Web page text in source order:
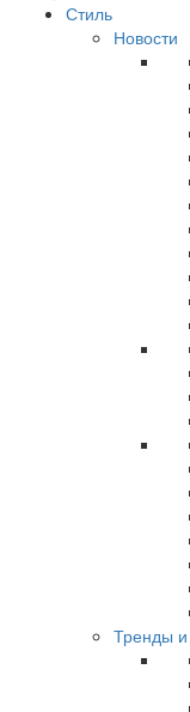
Стиль
Новости
Тренды и